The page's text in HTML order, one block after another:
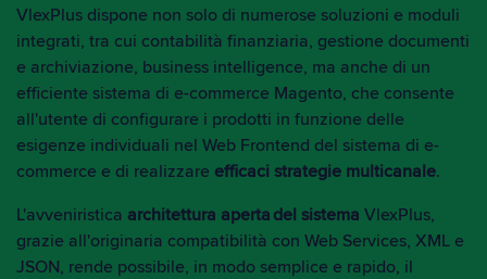
VlexPlus dispone non solo di numerose soluzioni e moduli
integrati, tra cui contabilità finanziaria, gestione documenti
e archiviazione, business intelligence, ma anche di un
efficiente sistema di e-commerce Magento, che consente
all'utente di configurare i prodotti in funzione delle
esigenze individuali nel Web Frontend del sistema di e-
commerce e di realizzare efficaci strategie multicanale.
L'avveniristica architettura aperta del sistema VlexPlus,
grazie all'originaria compatibilità con Web Services, XML e
JSON, rende possibile, in modo semplice e rapido, il